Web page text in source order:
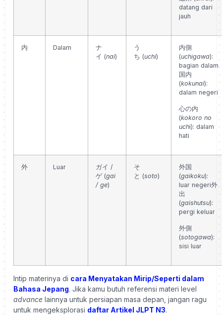
datang dari
jauh
内 Dalam
ナ
イ (nai)
う
ち (uchi)
内側
(uchigawa):
bagian dalam
国内
(kokunai):
dalam negeri
心の内
(kokoro no
uchi): dalam
hati
外 Luar
ガイ /
ゲ (gai
/ ge)
そ
と (soto)
外国
(gaikoku):
luar negeri外
出
(gaishutsu):
pergi keluar
外側
(sotogawa):
sisi luar
Intip materinya di cara Menyatakan Mirip/Seperti dalam
Bahasa Jepang. Jika kamu butuh referensi materi level
advance lainnya untuk persiapan masa depan, jangan ragu
untuk mengeksplorasi daftar Artikel JLPT N3.